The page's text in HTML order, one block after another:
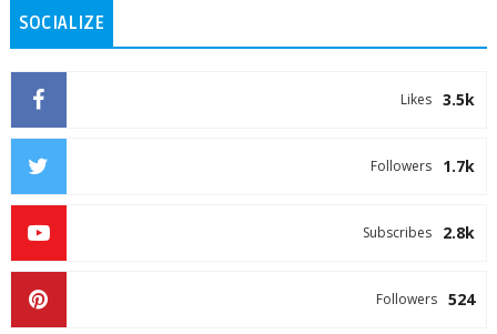
SOCIALIZE
3.5k
Likes
1.7k
Followers
2.8k
Subscribes
524
Followers